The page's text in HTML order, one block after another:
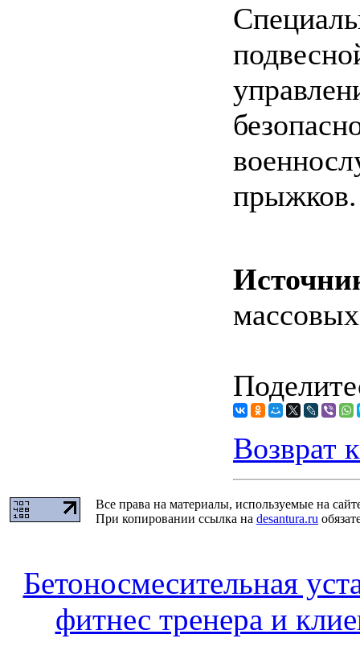
прыжков.
Возврат
Все права на материалы, используемые на
При копировании ссылка на desantura.ru
Бетоносмесительная
фитнес тренера и